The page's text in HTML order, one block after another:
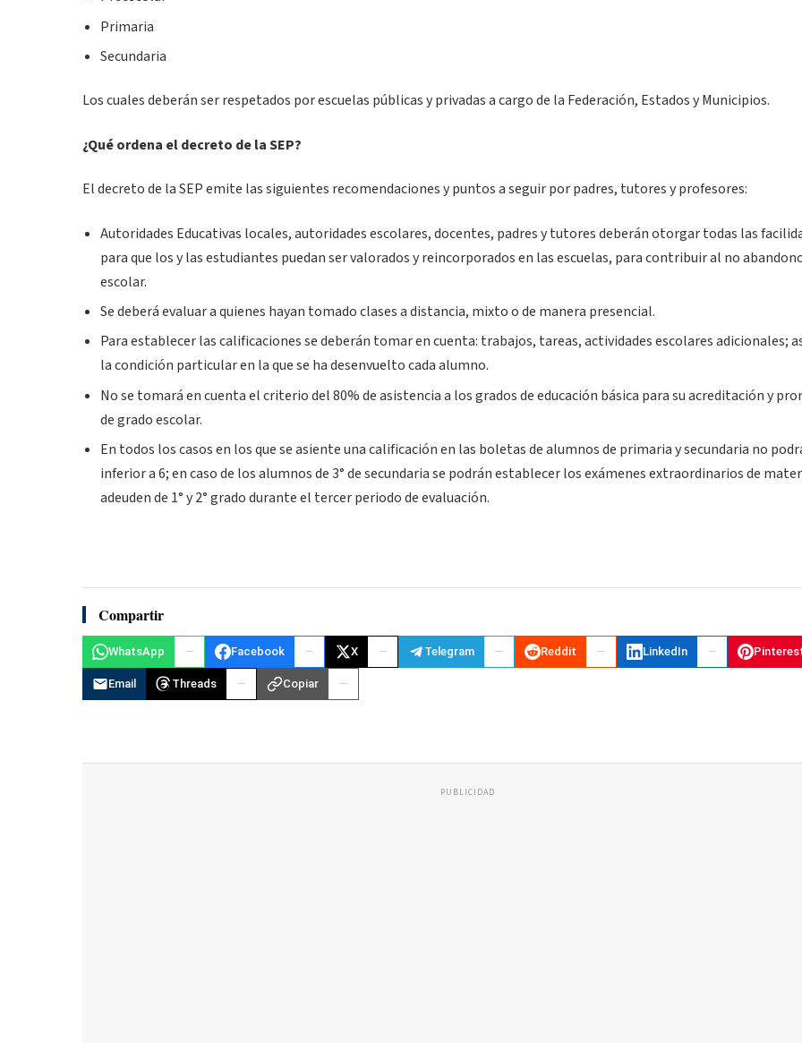
Primaria
Secundaria
Los cuales deberán ser respetados por escuelas públicas y privadas a cargo de la Federación, Estados y Municipios.
¿Qué ordena el decreto de la SEP?
El decreto de la SEP emite las siguientes recomendaciones y puntos a seguir por padres, tutores y profesores:
Autoridades Educativas locales, autoridades escolares, docentes, padres y tutores deberán otorgar todas las
para que los y las estudiantes puedan ser valorados y reincorporados en las escuelas, para contribuir al no
escolar.
Se deberá evaluar a quienes hayan tomado clases a distancia, mixto o de manera presencial.
Para establecer las calificaciones se deberán tomar en cuenta: trabajos, tareas, actividades escolares adicionales;
la condición particular en la que se ha desenvuelto cada alumno.
No se tomará en cuenta el criterio del 80% de asistencia a los grados de educación básica para su acreditación y
de grado escolar.
En todos los casos en los que se asiente una calificación en las boletas de alumnos de primaria y secundaria no
inferior a 6; en caso de los alumnos de 3° de secundaria se podrán establecer los exámenes extraordinarios de
adeuden de 1° y 2° grado durante el tercer periodo de evaluación.
Compartir
WhatsApp Facebook X Telegram Reddit LinkedIn
Email Threads Copiar
PUBLICIDAD